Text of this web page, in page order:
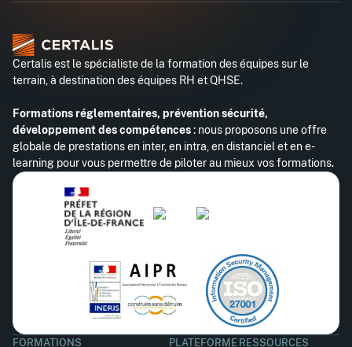
Certalis est le spécialiste de la formation des équipes sur le
terrain, à destination des équipes RH et QHSE.
Formations réglementaires, prévention sécurité,
développement des compétences: nous proposons une offre
globale de prestations en inter, en intra, en distanciel et en e-
learning pour vous permettre de piloter au mieux vos formations.
FORMATIONS PLATEFORME RESSOURCES